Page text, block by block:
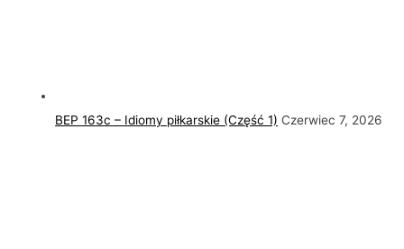
BEP 163c – Idiomy piłkarskie (Część 1) Czerwiec 7, 2026